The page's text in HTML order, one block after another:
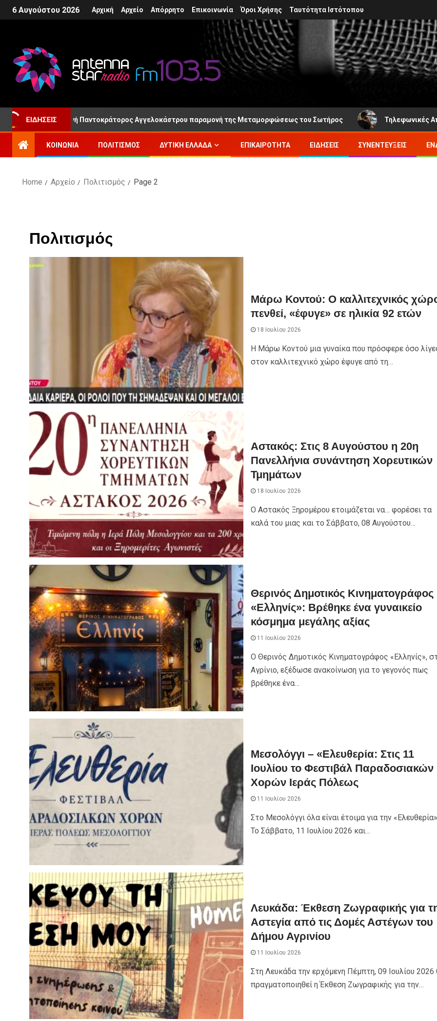
6 Αυγούστου 2026 Αρχική Αρχείο Απόρρητο Επικοινωνία Όροι Χρήσης Ταυτότητα Ιστότοπου
ΕΙΔΉΣΕΙΣ
Μονή Παντοκράτορος Αγγελοκάστρου παραμονή της Μεταμορφώσεως του Σωτήρος Τηλεφωνικές Απάτες στο
ΚΟΙΝΩΝΊΑ ΠΟΛΙΤΙΣΜΌΣ ΔΥΤΙΚΉ ΕΛΛΆΔΑ ΕΠΙΚΑΙΡΌΤΗΤΑ ΕΙΔΉΣΕΙΣ ΣΥΝΕΝΤΕΎΞΕΙΣ
Home Αρχείο Πολιτισμός Page 2
Πολιτισμός
Μάρω Κοντού: Ο καλλιτεχνικός
πενθεί, «έφυγε» σε ηλικία 92 ετών
18 Ιουλίου 2026
Η Μάρω Κοντού μια γυναίκα που πρόσφερε όσο
στον καλλιτεχνικό χώρο έφυγε από τη…
Αστακός: Στις 8 Αυγούστου η 20η
Πανελλήνια συνάντηση Χορευτικών
Τμημάτων
18 Ιουλίου 2026
Ο Αστακός Ξηρομέρου ετοιμάζεται να… φορέσει τα
καλά του μιας και το Σάββατο, 08 Αυγούστου…
Θερινός Δημοτικός Κινηματογράφος
«Ελληνίς»: Βρέθηκε ένα γυναικείο
κόσμημα μεγάλης αξίας
11 Ιουλίου 2026
Ο Θερινός Δημοτικός Κινηματογράφος «Ελληνίς»,
Αγρίνιο, εξέδωσε ανακοίνωση για το γεγονός πως
βρέθηκε ένα…
Μεσολόγγι – «Ελευθερία: Στις 11
Ιουλίου το Φεστιβάλ Παραδοσιακών
Χορών Ιεράς Πόλεως
11 Ιουλίου 2026
Στο Μεσολόγγι όλα είναι έτοιμα για την
Το Σάββατο, 11 Ιουλίου 2026 και…
Λευκάδα: Έκθεση Ζωγραφικής για
Αστεγία από τις Δομές Αστέγων του
Δήμου Αγρινίου
11 Ιουλίου 2026
Στη Λευκάδα την ερχόμενη Πέμπτη, 09 Ιουλίου 2026
πραγματοποιηθεί η Έκθεση Ζωγραφικής για την…